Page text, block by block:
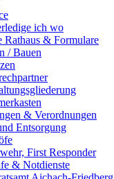
ich wo
Rathaus & Formulare
/ Bauen
& Verordnungen
Entsorgung
First Responder
& Notdienste